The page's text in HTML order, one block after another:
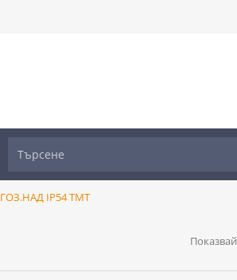
IP54 ТМТ
Показвай